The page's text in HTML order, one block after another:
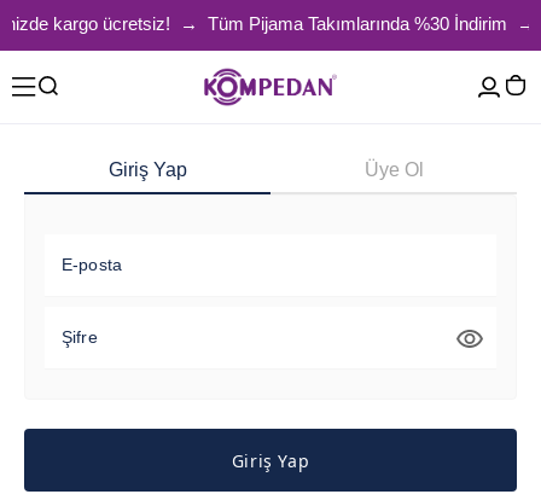
kargo ücretsiz! → Tüm Pijama Takımlarında %30
Giriş Yap Üye Ol
E-posta
Şifre
Giriş Yap